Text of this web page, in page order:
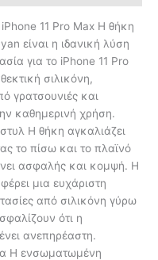
11 Pro Max Η θήκη
είναι η ιδανική λύση
για το iPhone 11 Pro
σιλικόνη,
γρατσουνιές και
καθημερινή χρήση.
Η θήκη αγκαλιάζει
το πίσω και το πλαϊνό
ασφαλής και κομψή. Η
μια ευχάριστη
από σιλικόνη γύρω
ότι η
ανεπηρέαστη.
Η ενσωματωμένη